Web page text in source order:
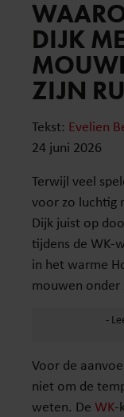
DIJK
ZIJN
Tekst: Evelien
24 juni 2026
Terwijl veel
voor zo luchtig
Dijk juist op
tijdens de WK-
in het warme
mouwen onder
Voor de
niet om de
weten. De WK-